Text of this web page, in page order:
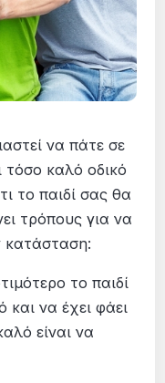
να πάτε σε
τόσο καλό οδικό
το παιδί σας θα
τρόπους για να
κατάσταση:
το παιδί
και να έχει φάει
είναι να